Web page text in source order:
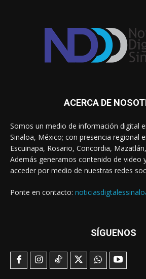
ACERCA DE
Somos un medio de información digital
Sinaloa, México; con presencia regional
Escuinapa, Rosario, Concordia,
Además generamos contenido de video
acceder por medio de nuestras redes
Ponte en contacto:
SÍGUENOS